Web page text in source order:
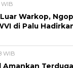
WIB
Warkop,
di Palu
WIB
Amankan